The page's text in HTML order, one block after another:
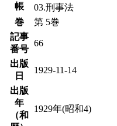
帳
03.刑事法
巻
第 5巻
記事
番号
66
出版
日
1929-11-14
出版
年
（和
1929年(昭和4)